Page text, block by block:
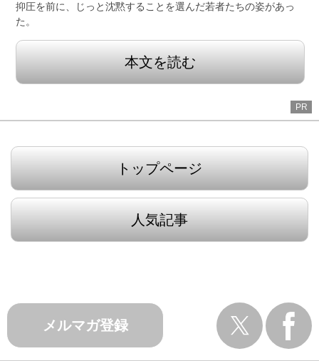
抑圧を前に、じっと沈黙することを選んだ若者たちの姿があっ
た。
本文を読む
PR
トップページ
人気記事
メルマガ登録